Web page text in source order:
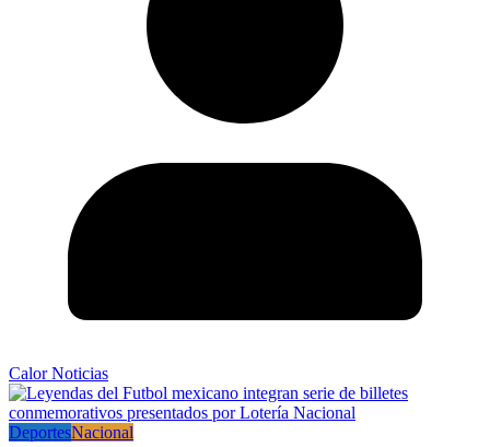
Calor Noticias
DeportesNacional